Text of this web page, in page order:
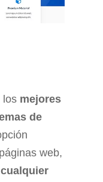
los mejores
de
web,
cualquier